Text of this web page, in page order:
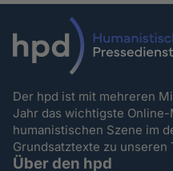
Der hpd ist mit mehreren
Jahr das wichtigste
humanistischen Szene im
Grundsatztexte zu
Über den hpd